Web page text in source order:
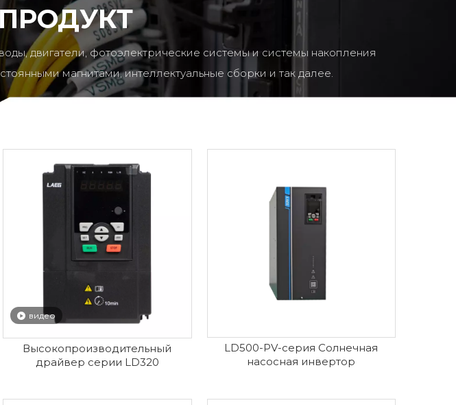
двигатели, фотоэлектрические системы и системы накопления
магнитами, интеллектуальные сборки и так далее.
видео
Высокопроизводительный
драйвер серии LD320
LD500-PV-серия Солнечная
насосная инвертор